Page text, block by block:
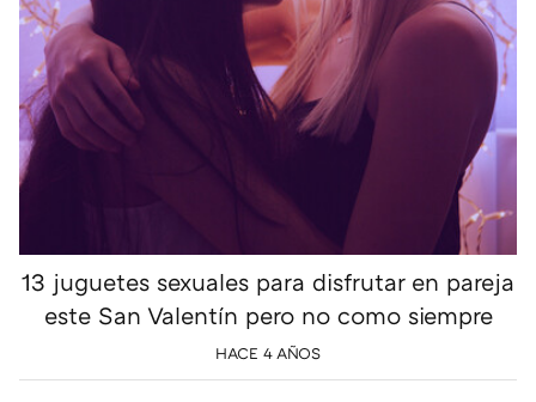
13 juguetes sexuales para disfrutar en pareja
este San Valentín pero no como siempre
HACE 4 AÑOS